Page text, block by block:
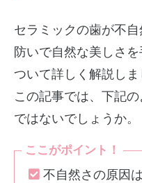
セラミックの歯が不
防いで自然な美しさ
ついて詳しく解説しま
この記事では、下記
ではないでしょうか。
ここがポイント！
不自然さの原因